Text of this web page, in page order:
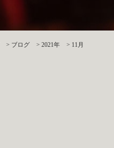
> ブログ > 2021年 > 11月